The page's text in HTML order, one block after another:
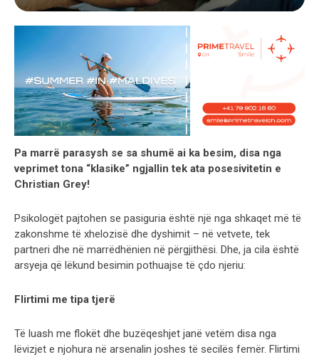
Pa marrë parasysh se sa shumë ai ka besim, disa nga
veprimet tona “klasike” ngjallin tek ata posesivitetin e
Christian Grey!
Psikologët pajtohen se pasiguria është një nga shkaqet më të
zakonshme të xhelozisë dhe dyshimit – në vetvete, tek
partneri dhe në marrëdhënien në përgjithësi. Dhe, ja cila është
arsyeja që lëkund besimin pothuajse të çdo njeriu:
Flirtimi me tipa tjerë
Të luash me flokët dhe buzëqeshjet janë vetëm disa nga
lëvizjet e njohura në arsenalin joshes të secilës femër. Flirtimi